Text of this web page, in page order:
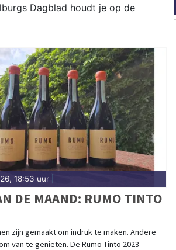
Dagblad houdt je op de
culinaire events - ontdek het
18:53 uur|
DE MAAND: RUMO TINTO
zijn gemaakt om indruk te maken. Andere
van te genieten. De Rumo Tinto 2023